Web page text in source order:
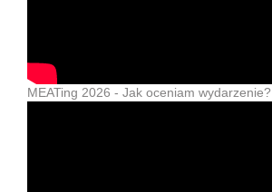
MEATing 2026 - Jak oceniam wydarzenie?